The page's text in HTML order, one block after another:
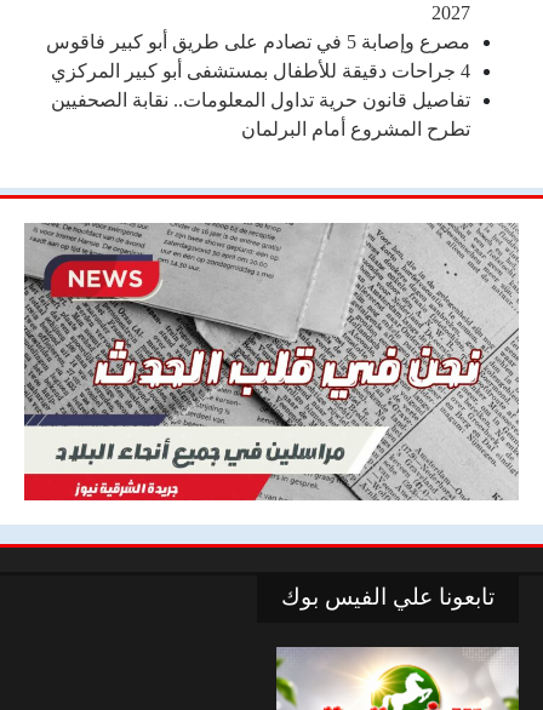
2027
مصرع وإصابة 5 في تصادم على طريق أبو كبير فاقوس
4 جراحات دقيقة للأطفال بمستشفى أبو كبير المركزي
تفاصيل قانون حرية تداول المعلومات.. نقابة الصحفيين
تطرح المشروع أمام البرلمان
تابعونا علي الفيس بوك